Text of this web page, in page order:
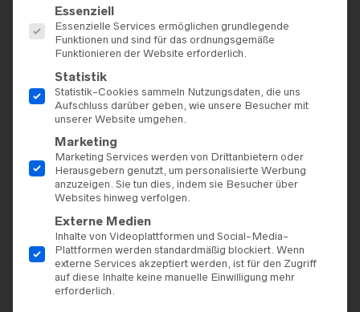
Es folgt eine Liste der Service-Gruppen, für die eine
Essenziell
Essenzielle Services ermöglichen grundlegende
Funktionen und sind für das ordnungsgemäße
Funktionieren der Website erforderlich.
Statistik
Statistik-Cookies sammeln Nutzungsdaten, die uns
Aufschluss darüber geben, wie unsere Besucher mit
unserer Website umgehen.
Marketing
Marketing Services werden von Drittanbietern oder
Herausgebern genutzt, um personalisierte Werbung
anzuzeigen. Sie tun dies, indem sie Besucher über
Websites hinweg verfolgen.
Externe Medien
Inhalte von Videoplattformen und Social-Media-
Plattformen werden standardmäßig blockiert. Wenn
externe Services akzeptiert werden, ist für den Zugriff
auf diese Inhalte keine manuelle Einwilligung mehr
erforderlich.